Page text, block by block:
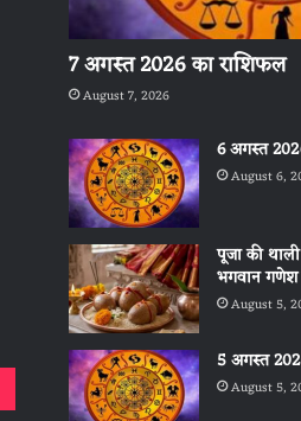
7 अगस्त 2026 का राशिफल
August 7, 2026
6 अगस्त
August 6,
पूजा की
भगवान गणेश
August 5,
5 अगस्त
August 5,